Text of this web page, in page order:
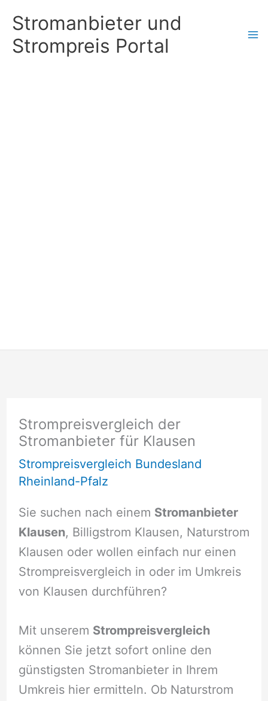
Inhalt
springen
Stromanbieter und
Strompreis Portal
Strompreisvergleich der
Stromanbieter für Klausen
Strompreisvergleich Bundesland
Rheinland-Pfalz
Sie suchen nach einem Stromanbieter
Klausen, Billigstrom Klausen, Naturstrom
Klausen oder wollen einfach nur einen
Strompreisvergleich in oder im Umkreis
von Klausen durchführen?
Mit unserem Strompreisvergleich
können Sie jetzt sofort online den
günstigsten Stromanbieter in Ihrem
Umkreis hier ermitteln. Ob Naturstrom